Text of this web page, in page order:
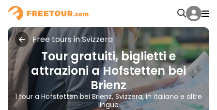
Free tours in Svizzera
Tour gratuiti, biglietti e
attrazioni a Hofstetten bei
Brienz
1 tour a Hofstetten bei Brienz, Svizzera, in italiano e altre
lingue